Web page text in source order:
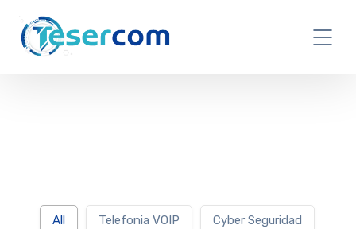
All Telefonia VOIP Cyber Seguridad